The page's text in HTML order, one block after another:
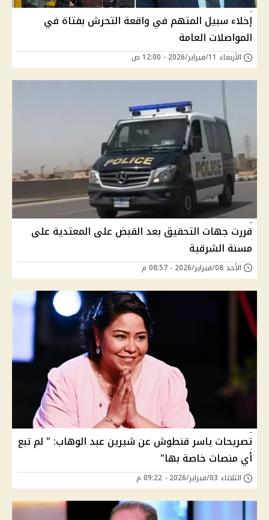
إخلاء سبيل المتهم في واقعة التحرش بفتاة في
المواصلات العامة
الأربعاء 11/فبراير/2026 - 12:00 ص
قررت جهات التحقيق بعد القبض على المعتدية على
مسنة الشرقية
الأحد 08/فبراير/2026 - 08:57 م
تصريحات ياسر قنطوش عن شيرين عبد الوهاب: " لم تبع
أي منصات خاصة بها"
الثلاثاء 03/فبراير/2026 - 09:22 م